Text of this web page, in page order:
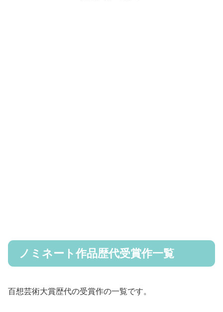
ノミネート作品歴代受賞作一覧
百想芸術大賞歴代の受賞作の一覧です。